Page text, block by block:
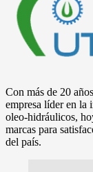
Con más de 20
empresa líder en la
oleo-hidráulicos,
marcas para
del país.